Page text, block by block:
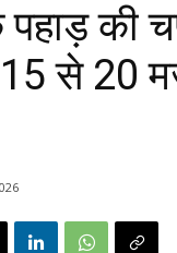
की
से 20